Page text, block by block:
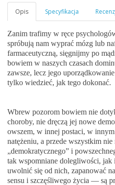
Zanim trafimy w ręce
spróbują nam wyprać mózg lub
farmaceutyczną, sięgnijmy po
bowiem w naszych czasach
zawsze, lecz jego
tylko wiedzieć, jak tego dokonać.
Wbrew pozorom bowiem nie
choroby, nie dręczą jej nowe
owszem, w innej postaci, w
natężeniu, a przede wszystkim nie
„demokratycznego” i
tak wspomniane dolegliwości, jak
uwolnić się od nich, zapanować
sensu i szczęśliwego życia — są